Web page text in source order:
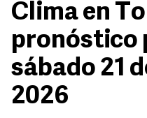
Clima en
pronóstico
sábado 21
2026